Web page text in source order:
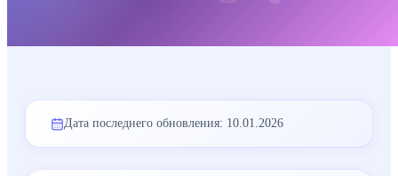
Дата последнего обновления: 10.01.2026